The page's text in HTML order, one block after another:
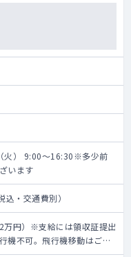
火） 9:00～16:30※多少前
います
・交通費別）
万円）※支給には領収証提出
機不可。飛行機移動はご遠
ます。